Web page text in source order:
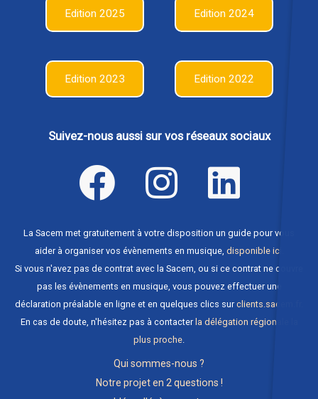
Edition 2025 Edition 2024
Edition 2023 Edition 2022
Suivez-nous aussi sur vos réseaux sociaux
La Sacem met gratuitement à votre disposition un guide pour vous
aider à organiser vos évènements en musique, disponible ici
Si vous n'avez pas de contrat avec la Sacem, ou si ce contrat ne couvre
pas les évènements en musique, vous pouvez effectuer une
déclaration préalable en ligne et en quelques clics surclients.sacem.fr
En cas de doute, n'hésitez pas à contacter la délégation régionale la
plus proche.
Qui sommes-nous ?
Notre projet en 2 questions !